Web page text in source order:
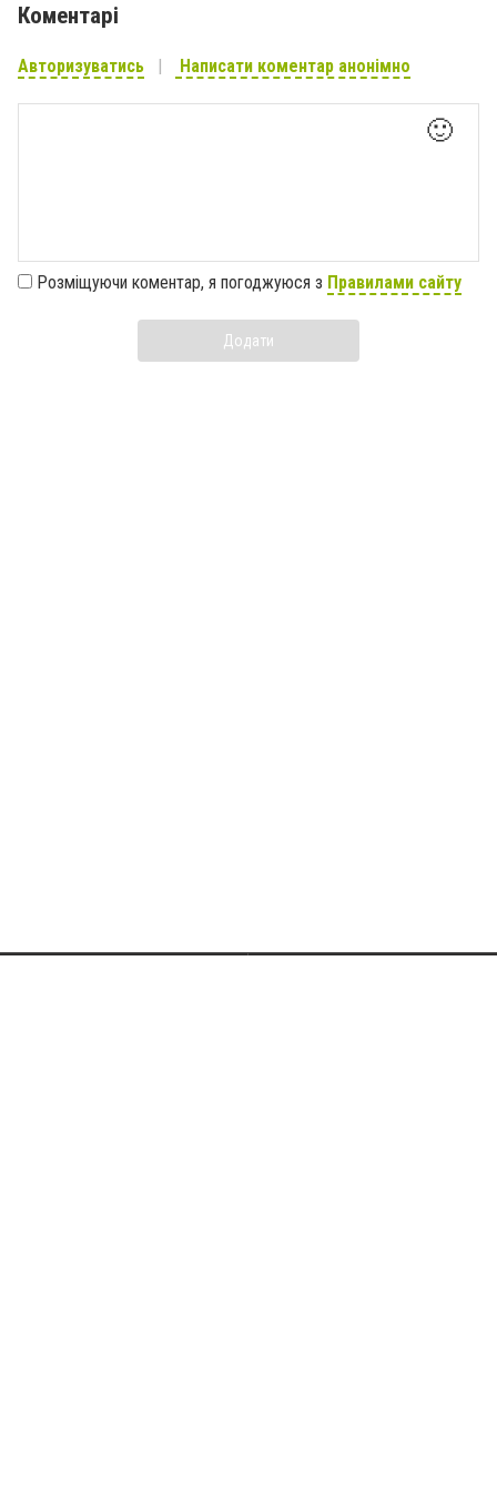
Коментарі
Авторизуватись Написати коментар анонімно
🙂
Розміщуючи коментар, я погоджуюся з Правилами сайту
Додати